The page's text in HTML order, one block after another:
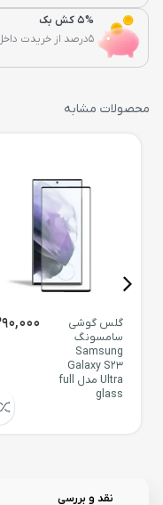
5% کش بک
5درصد از خریدت داخل کیف پولت میره...
محصولات مشابه
گلس گوشی
سامسونگ
Samsung
Galaxy S23
Ultra مدل full
glass
نقد و بررسی